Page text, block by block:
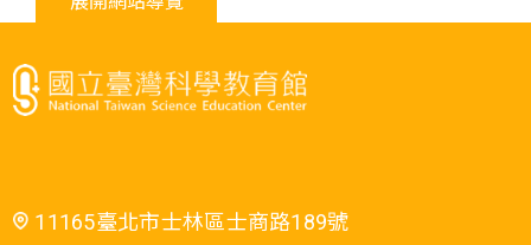
11165臺北市士林區士商路189號